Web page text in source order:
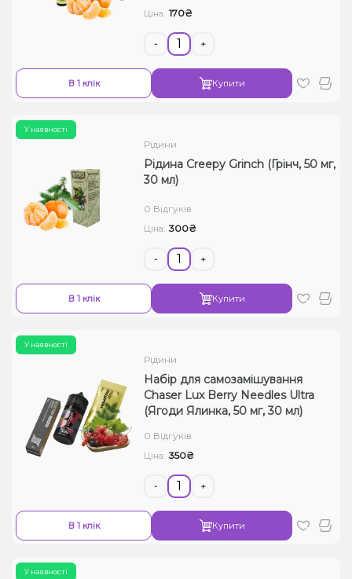
Ціна: 170₴
- +
В 1 клік Купити
У наявності
Рідини
Рідина Creepy Grinch (Грінч, 50 мг,
30 мл)
0 Відгуків
Ціна: 300₴
- +
В 1 клік Купити
У наявності
Рідини
Набір для самозамішування
Chaser Lux Berry Needles Ultra
(Ягоди Ялинка, 50 мг, 30 мл)
0 Відгуків
Ціна: 350₴
- +
В 1 клік Купити
У наявності